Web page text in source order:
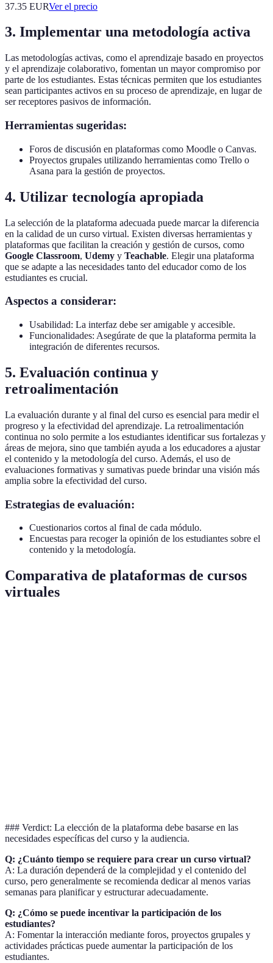
37.35 EURVer el precio
3. Implementar una metodología activa
Las metodologías activas, como el aprendizaje basado en proyectos
y el aprendizaje colaborativo, fomentan un mayor compromiso por
parte de los estudiantes. Estas técnicas permiten que los estudiantes
sean participantes activos en su proceso de aprendizaje, en lugar de
ser receptores pasivos de información.
Herramientas sugeridas:
Foros de discusión en plataformas como Moodle o Canvas.
Proyectos grupales utilizando herramientas como Trello o
Asana para la gestión de proyectos.
4. Utilizar tecnología apropiada
La selección de la plataforma adecuada puede marcar la diferencia
en la calidad de un curso virtual. Existen diversas herramientas y
plataformas que facilitan la creación y gestión de cursos, como
Google Classroom, Udemy y Teachable. Elegir una plataforma
que se adapte a las necesidades tanto del educador como de los
estudiantes es crucial.
Aspectos a considerar:
Usabilidad: La interfaz debe ser amigable y accesible.
Funcionalidades: Asegúrate de que la plataforma permita la
integración de diferentes recursos.
5. Evaluación continua y
retroalimentación
La evaluación durante y al final del curso es esencial para medir el
progreso y la efectividad del aprendizaje. La retroalimentación
continua no solo permite a los estudiantes identificar sus fortalezas y
áreas de mejora, sino que también ayuda a los educadores a ajustar
el contenido y la metodología del curso. Además, el uso de
evaluaciones formativas y sumativas puede brindar una visión más
amplia sobre la efectividad del curso.
Estrategias de evaluación:
Cuestionarios cortos al final de cada módulo.
Encuestas para recoger la opinión de los estudiantes sobre el
contenido y la metodología.
Comparativa de plataformas de cursos
virtuales
### Verdict: La elección de la plataforma debe basarse en las
necesidades específicas del curso y la audiencia.
Q: ¿Cuánto tiempo se requiere para crear un curso virtual?
A: La duración dependerá de la complejidad y el contenido del
curso, pero generalmente se recomienda dedicar al menos varias
semanas para planificar y estructurar adecuadamente.
Q: ¿Cómo se puede incentivar la participación de los
estudiantes?
A: Fomentar la interacción mediante foros, proyectos grupales y
actividades prácticas puede aumentar la participación de los
estudiantes.